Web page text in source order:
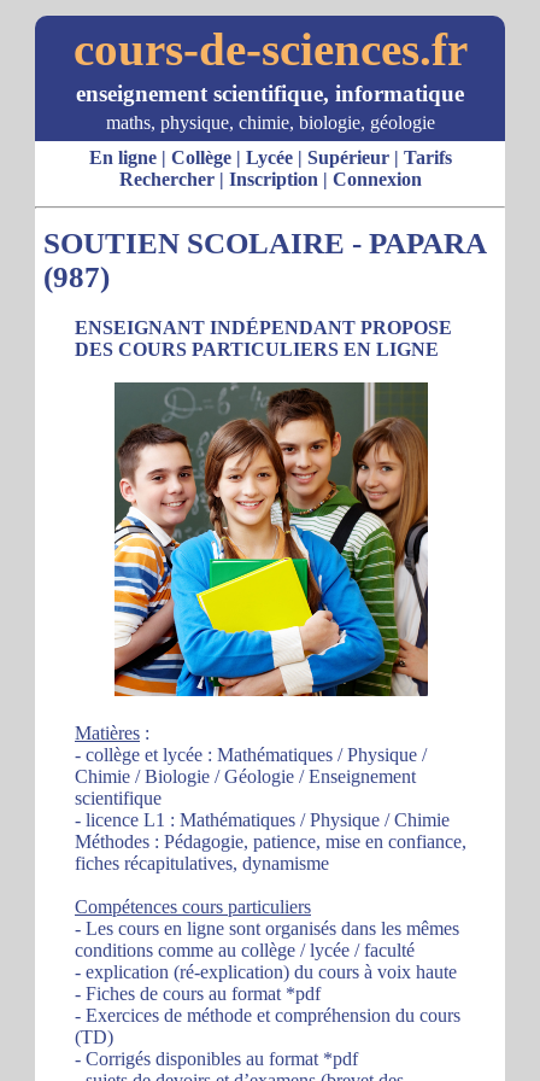
cours-de-sciences.fr
enseignement scientifique, informatique
maths, physique, chimie, biologie, géologie
En ligne| Collège| Lycée| Supérieur| Tarifs
Rechercher| Inscription | Connexion
SOUTIEN SCOLAIRE - PAPARA
(987)
ENSEIGNANT INDÉPENDANT PROPOSE
DES COURS PARTICULIERS EN LIGNE
Matières :
- collège et lycée : Mathématiques / Physique /
Chimie / Biologie / Géologie / Enseignement
scientifique
- licence L1 : Mathématiques / Physique / Chimie
Méthodes : Pédagogie, patience, mise en confiance,
fiches récapitulatives, dynamisme
Compétences cours particuliers
- Les cours en ligne sont organisés dans les mêmes
conditions comme au collège / lycée / faculté
- explication (ré-explication) du cours à voix haute
- Fiches de cours au format *pdf
- Exercices de méthode et compréhension du cours
(TD)
- Corrigés disponibles au format *pdf